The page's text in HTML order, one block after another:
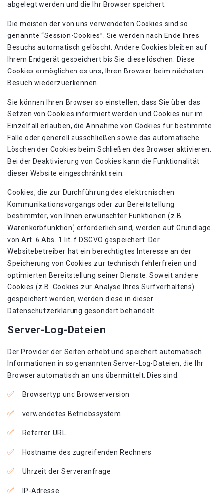
abgelegt werden und die Ihr Browser speichert.
Die meisten der von uns verwendeten Cookies sind so
genannte “Session-Cookies”. Sie werden nach Ende Ihres
Besuchs automatisch gelöscht. Andere Cookies bleiben auf
Ihrem Endgerät gespeichert bis Sie diese löschen. Diese
Cookies ermöglichen es uns, Ihren Browser beim nächsten
Besuch wiederzuerkennen.
Sie können Ihren Browser so einstellen, dass Sie über das
Setzen von Cookies informiert werden und Cookies nur im
Einzelfall erlauben, die Annahme von Cookies für bestimmte
Fälle oder generell ausschließen sowie das automatische
Löschen der Cookies beim Schließen des Browser aktivieren.
Bei der Deaktivierung von Cookies kann die Funktionalität
dieser Website eingeschränkt sein.
Cookies, die zur Durchführung des elektronischen
Kommunikationsvorgangs oder zur Bereitstellung
bestimmter, von Ihnen erwünschter Funktionen (z.B.
Warenkorbfunktion) erforderlich sind, werden auf Grundlage
von Art. 6 Abs. 1 lit. f DSGVO gespeichert. Der
Websitebetreiber hat ein berechtigtes Interesse an der
Speicherung von Cookies zur technisch fehlerfreien und
optimierten Bereitstellung seiner Dienste. Soweit andere
Cookies (z.B. Cookies zur Analyse Ihres Surfverhaltens)
gespeichert werden, werden diese in dieser
Datenschutzerklärung gesondert behandelt.
Server-Log-Dateien
Der Provider der Seiten erhebt und speichert automatisch
Informationen in so genannten Server-Log-Dateien, die Ihr
Browser automatisch an uns übermittelt. Dies sind:
Browsertyp und Browserversion
verwendetes Betriebssystem
Referrer URL
Hostname des zugreifenden Rechners
Uhrzeit der Serveranfrage
IP-Adresse